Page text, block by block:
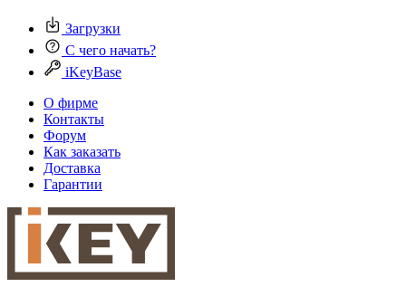
Загрузки
С чего начать?
iKeyBase
О фирме
Контакты
Форум
Как заказать
Доставка
Гарантии